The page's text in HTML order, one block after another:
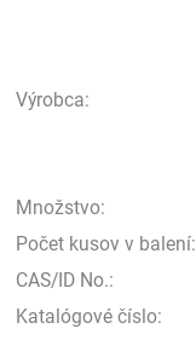
Výrobca:
Množstvo:
Počet kusov v balení:
CAS/ID No.:
Katalógové číslo: